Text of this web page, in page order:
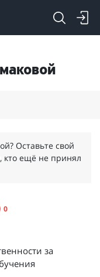
Оставьте свой
кто ещё не принял
0
за